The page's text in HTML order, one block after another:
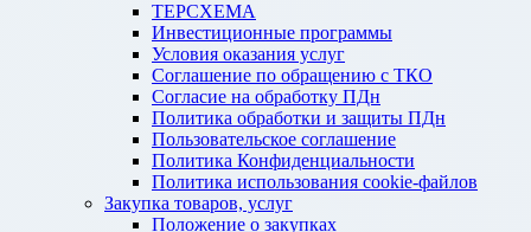
ТЕРСХЕМА
Инвестиционные программы
Условия оказания услуг
Соглашение по обращению с ТКО
Согласие на обработку ПДн
Политика обработки и защиты ПДн
Пользовательское соглашение
Политика Конфиденциальности
Политика использования cookie-файлов
Закупка товаров, услуг
Положение о закупках